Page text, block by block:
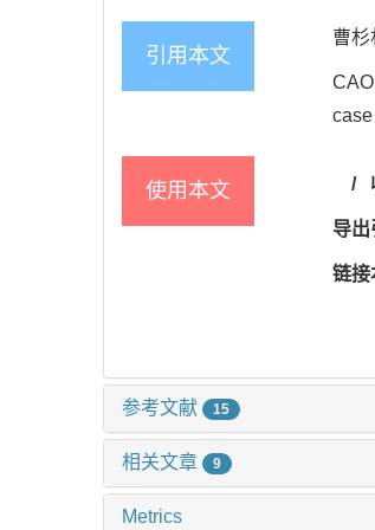
引用本文
曹杉
使用本文 /
导出
链接
参考文献 15
相关文章 9
Metrics